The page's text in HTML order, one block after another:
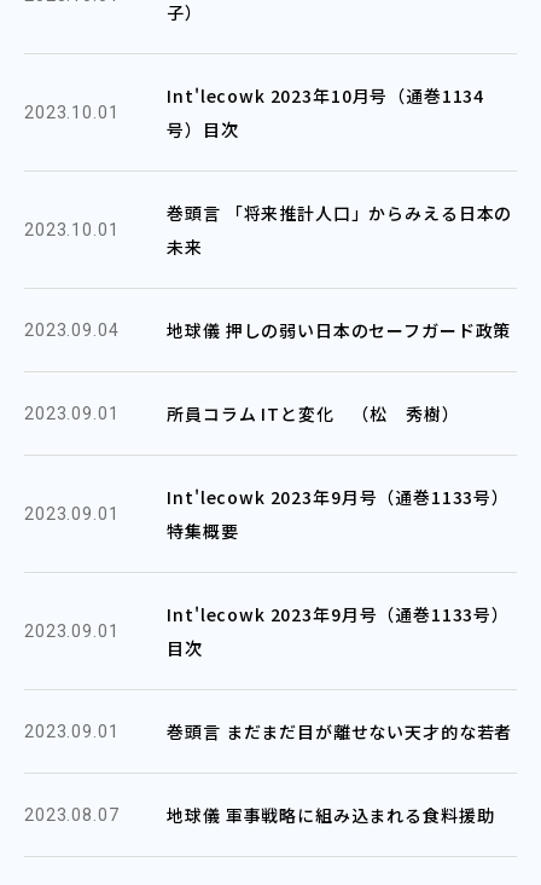
子）
2023.10.01
Int'lecowk 2023年10月号（通巻1134
号）目次
2023.10.01
巻頭言 「将来推計人口」からみえる日本の
未来
2023.09.04 地球儀 押しの弱い日本のセーフガード政策
2023.09.01 所員コラム ITと変化 （松 秀樹）
2023.09.01
Int'lecowk 2023年9月号（通巻1133号）
特集概要
2023.09.01
Int'lecowk 2023年9月号（通巻1133号）
目次
2023.09.01 巻頭言 まだまだ目が離せない天才的な若者
2023.08.07 地球儀 軍事戦略に組み込まれる食料援助